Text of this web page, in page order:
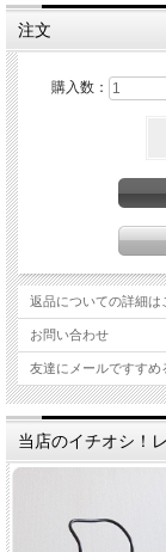
注文
購入数：
返品についての詳細は
お問い合わせ
友達にメールですすめ
当店のイチオシ！